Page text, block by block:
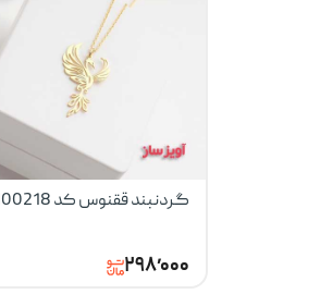
گردنبند ققنوس کد 100218
۲۹۸٬۰۰۰